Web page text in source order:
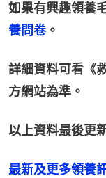
如果有興趣領養
養問卷。
詳細資料可看《
方網站為準。
以上資料最後更
最新及更多領養